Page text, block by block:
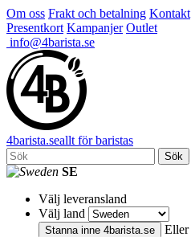
Om oss Frakt och betalning Kontakt
Presentkort Kampanjer Outlet
info@4barista.se
4barista.seallt för baristas
Sök
SE
Välj leveransland
Välj land
Stanna inne 4barista.se Eller